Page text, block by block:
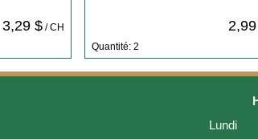
3,29 $/ CH
Quantité: 2
Lundi